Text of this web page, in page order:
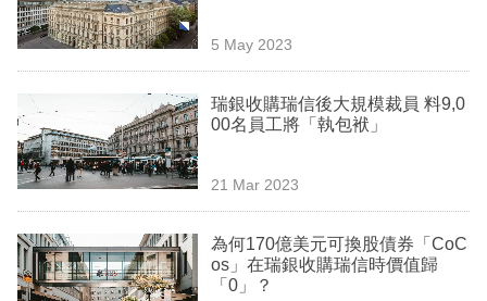
理
商
業
科
技
職
場
5 May 2023
瑞銀收購瑞信後大規模裁員 料9,0
00名員工將「執包袱」
21 Mar 2023
為何170億美元可換股債券「CoC
os」在瑞銀收購瑞信時價值歸
「0」？